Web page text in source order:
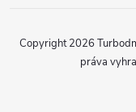
Copyright 2026
práva